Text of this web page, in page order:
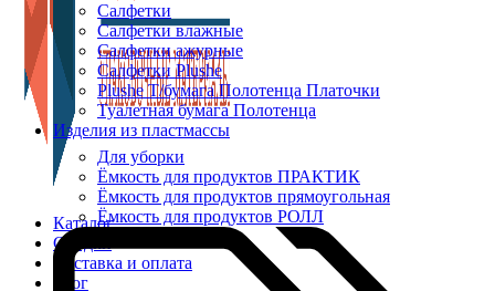
Каталог
Скидки
Доставка и оплата
Блог
Салфетки
Салфетки влажные
Салфетки ажурные
Салфетки Plushe
Plushe Т/бумага Полотенца Платочки
Туалетная бумага Полотенца
Изделия из пластмассы
Для уборки
Ёмкость для продуктов ПРАКТИК
Ёмкость для продуктов прямоугольная
Ёмкость для продуктов РОЛЛ